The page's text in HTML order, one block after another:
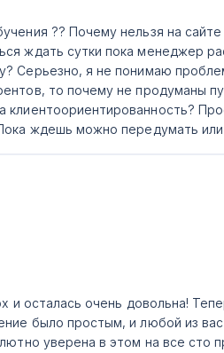
?? Почему нельзя на
ждать сутки пока менеджер
Серьезно, я не понимаю
то почему не продуманы
клиентоориентированность?
ждешь можно передумать
и осталась очень довольна!
было простым, и любой из
уверена в этом на все сто